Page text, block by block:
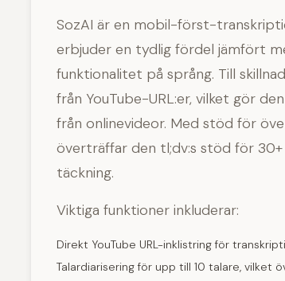
SozAI är en mobil-först-
erbjuder en tydlig fördel jämfört
funktionalitet på språng. Till
från YouTube-URL:er, vilket gör
från onlinevideor. Med stöd för
överträffar den tl;dv:s stöd för
täckning.
Viktiga funktioner inkluderar:
Direkt YouTube URL-inklistring för
Talardiarisering för upp till 10 talare, vilket